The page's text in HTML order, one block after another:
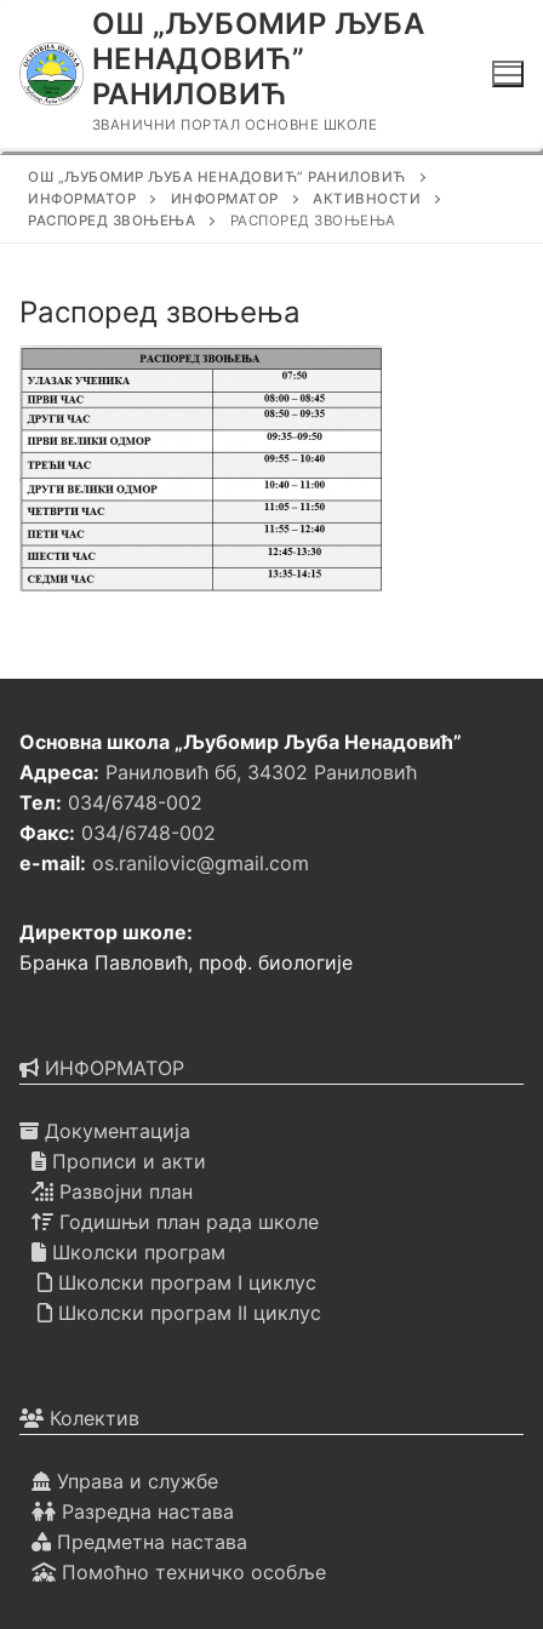
садржаја
ОШ „ЉУБОМИР ЉУБА
НЕНАДОВИЋ”
РАНИЛОВИЋ
ЗВАНИЧНИ ПОРТАЛ ОСНОВНЕ ШКОЛЕ
ОШ „ЉУБОМИР ЉУБА НЕНАДОВИЋ” РАНИЛОВИЋ
ИНФОРМАТОР
ИНФОРМАТОР
АКТИВНОСТИ
РАСПОРЕД ЗВОЊЕЊА
РАСПОРЕД ЗВОЊЕЊА
Распоред звоњења
Основна школа „Љубомир Љуба Ненадовић”
Адреса: Раниловић бб, 34302 Раниловић
Тел: 034/6748-002
Факс: 034/6748-002
e-mail: os.ranilovic@gmail.com
Директор школе:
Бранка Павловић, проф. биологије
ИНФОРМАТОР
Документација
Прописи и акти
Развојни план
Годишњи план рада школе
Школски програм
Школски програм I циклус
Школски програм II циклус
Колектив
Управа и службе
Разредна настава
Предметна настава
Помоћно техничко особље